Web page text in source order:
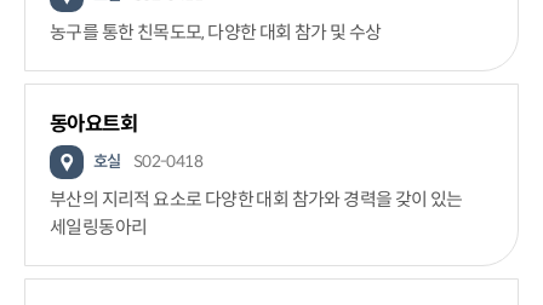
농구를 통한 친목도모, 다양한 대회 참가 및 수상
동아요트회
호실 S02-0418
부산의 지리적 요소로 다양한 대회 참가와 경력을 갖이 있는
세일링동아리